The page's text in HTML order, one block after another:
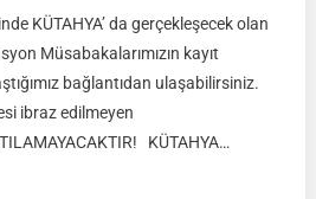
KÜTAHYA’ da gerçekleşecek olan
Müsabakalarımızın kayıt
bağlantıdan ulaşabilirsiniz.
ibraz edilmeyen
KÜTAHYA…